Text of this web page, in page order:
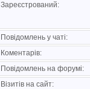
Зареєстрований:
Повідомлень у чаті:
Коментарів:
Повідомлень на форумі:
Візитів на сайт: